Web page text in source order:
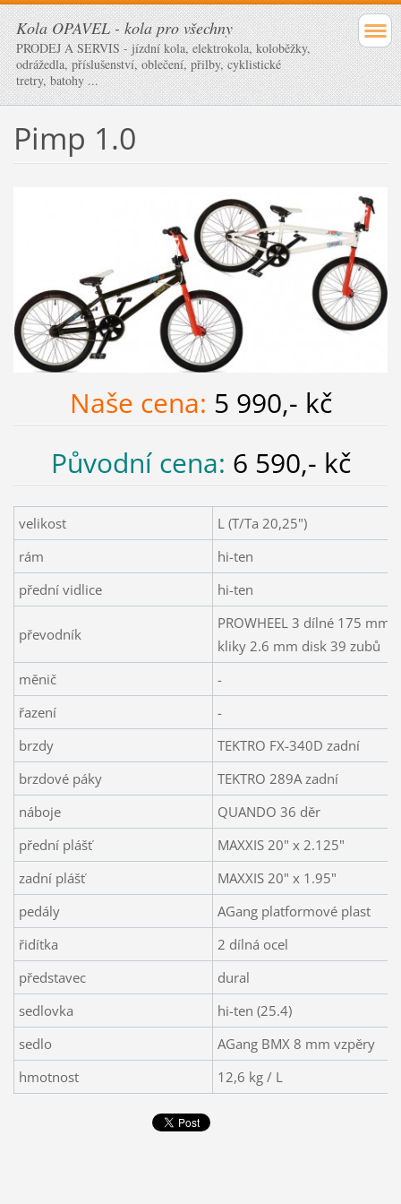
Kola OPAVEL - kola pro všechny
PRODEJ A SERVIS - jízdní kola, elektrokola, koloběžky,
odrážedla, příslušenství, oblečení, přilby, cyklistické
tretry, batohy ...
Pimp 1.0
Naše cena: 5 990,- kč
Původní cena: 6 590,- kč
velikost
L (T/Ta 20,25")
rám
hi-ten
přední vidlice
hi-ten
převodník
PROWHEEL 3 dílné 175 mm
kliky 2.6 mm disk 39 zubů
měnič
-
řazení
-
brzdy
TEKTRO FX-340D zadní
brzdové páky
TEKTRO 289A zadní
náboje
QUANDO 36 děr
přední plášť
MAXXIS 20" x 2.125"
zadní plášť
MAXXIS 20" x 1.95"
pedály
AGang platformové plast
řidítka
2 dílná ocel
představec
dural
sedlovka
hi-ten (25.4)
sedlo
AGang BMX 8 mm vzpěry
hmotnost
12,6 kg / L